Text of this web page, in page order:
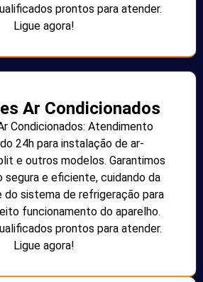
prontos para atender.
Ligue agora!
Ar Condicionados
Condicionados: Atendimento
24h para instalação de ar-
e outros modelos. Garantimos
segura e eficiente, cuidando da
sistema de refrigeração para
funcionamento do aparelho.
prontos para atender.
Ligue agora!